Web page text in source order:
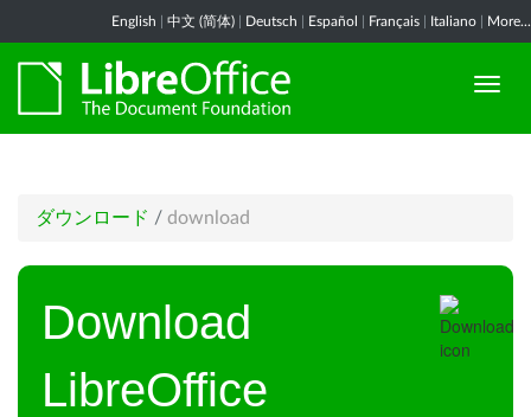
English 中文 (简体) Deutsch Español Français Italiano More...
ダウンロード / download
Download
LibreOffice